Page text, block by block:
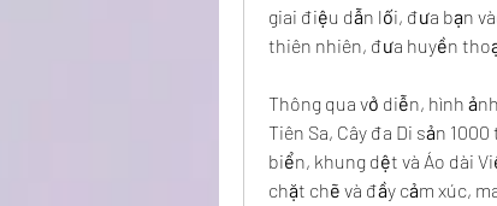
giai điệu dẫn lối, đưa bạn
thiên nhiên, đưa huyền
Thông qua vở diễn, hình
Tiên Sa, Cây đa Di sản
biển, khung dệt và Áo dài
chặt chẽ và đầy cảm xúc,